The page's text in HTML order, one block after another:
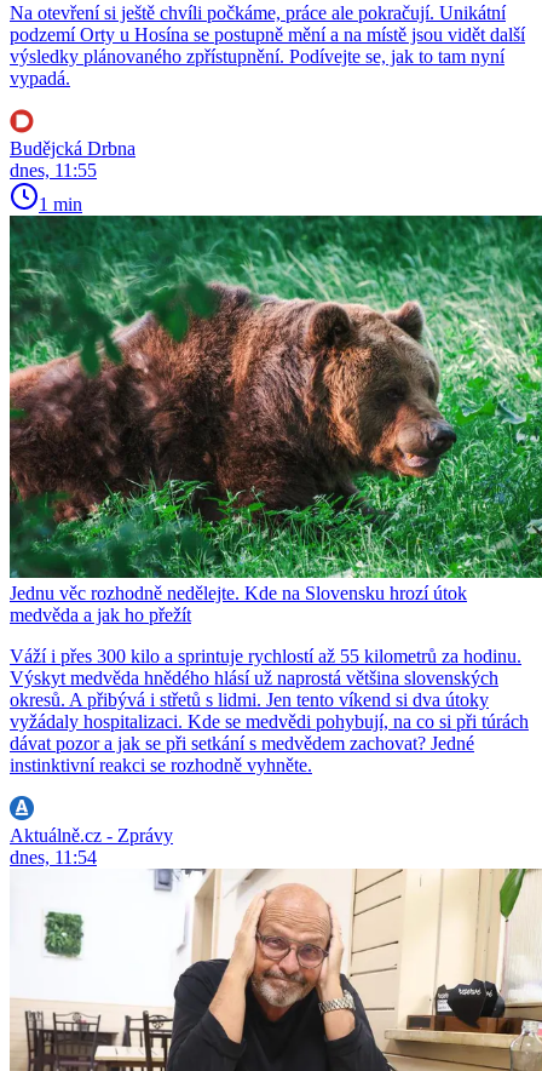
Na otevření si ještě chvíli počkáme, práce ale pokračují. Unikátní
podzemí Orty u Hosína se postupně mění a na místě jsou vidět další
výsledky plánovaného zpřístupnění. Podívejte se, jak to tam nyní
vypadá.
Budějcká Drbna
dnes, 11:55
1 min
Jednu věc rozhodně nedělejte. Kde na Slovensku hrozí útok
medvěda a jak ho přežít
Váží i přes 300 kilo a sprintuje rychlostí až 55 kilometrů za hodinu.
Výskyt medvěda hnědého hlásí už naprostá většina slovenských
okresů. A přibývá i střetů s lidmi. Jen tento víkend si dva útoky
vyžádaly hospitalizaci. Kde se medvědi pohybují, na co si při túrách
dávat pozor a jak se při setkání s medvědem zachovat? Jedné
instinktivní reakci se rozhodně vyhněte.
Aktuálně.cz - Zprávy
dnes, 11:54